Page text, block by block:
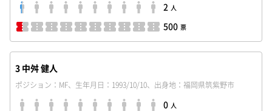
2 人
500 票
3 中舛 健人
ポジション：MF、生年月日：1993/10/10、出身地：福岡県筑紫野市
0 人